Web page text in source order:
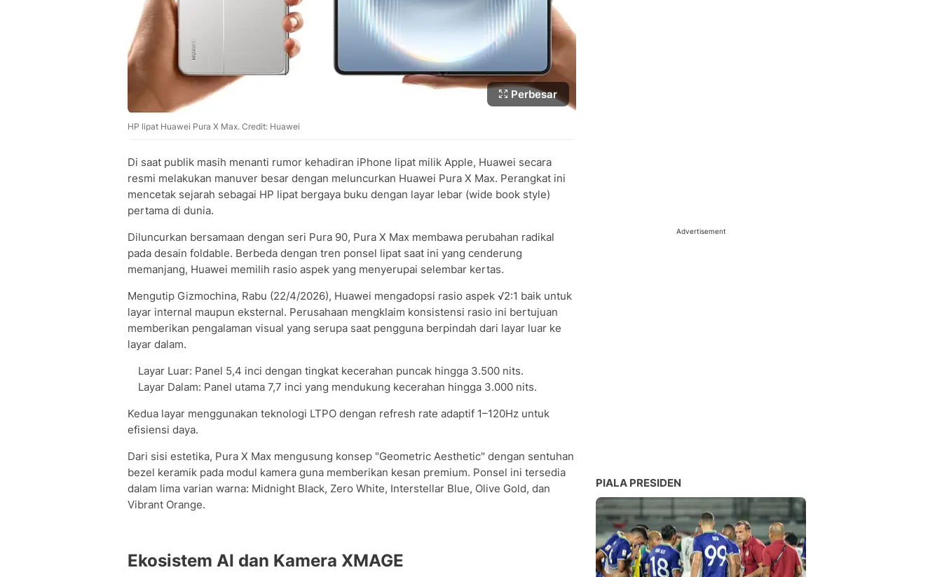
Perbesar
HP lipat Huawei Pura X Max. Credit: Huawei
Di saat publik masih menanti rumor kehadiran iPhone lipat milik Apple, Huawei secara
resmi melakukan manuver besar dengan meluncurkan Huawei Pura X Max. Perangkat ini
mencetak sejarah sebagai HP lipat bergaya buku dengan layar lebar (wide book style)
pertama di dunia.
Diluncurkan bersamaan dengan seri Pura 90, Pura X Max membawa perubahan radikal
pada desain foldable. Berbeda dengan tren ponsel lipat saat ini yang cenderung
memanjang, Huawei memilih rasio aspek yang menyerupai selembar kertas.
Mengutip Gizmochina, Rabu (22/4/2026), Huawei mengadopsi rasio aspek √2:1 baik untuk
layar internal maupun eksternal. Perusahaan mengklaim konsistensi rasio ini bertujuan
memberikan pengalaman visual yang serupa saat pengguna berpindah dari layar luar ke
layar dalam.
Layar Luar: Panel 5,4 inci dengan tingkat kecerahan puncak hingga 3.500 nits.
Layar Dalam: Panel utama 7,7 inci yang mendukung kecerahan hingga 3.000 nits.
Kedua layar menggunakan teknologi LTPO dengan refresh rate adaptif 1–120Hz untuk
efisiensi daya.
Dari sisi estetika, Pura X Max mengusung konsep "Geometric Aesthetic" dengan sentuhan
bezel keramik pada modul kamera guna memberikan kesan premium. Ponsel ini tersedia
dalam lima varian warna: Midnight Black, Zero White, Interstellar Blue, Olive Gold, dan
Vibrant Orange.
Ekosistem AI dan Kamera XMAGE
Advertisement
PIALA PRESIDEN